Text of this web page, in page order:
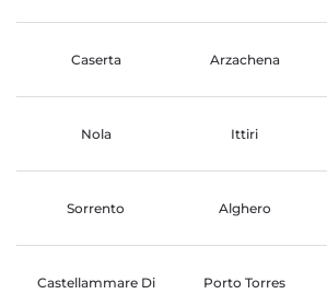
Caserta Arzachena
Nola Ittiri
Sorrento Alghero
Castellammare Di
Porto Torres